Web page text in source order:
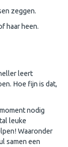
zeggen.
haar heen.
leert
Hoe fijn is dat,
nodig
leuke
Waaronder
samen een